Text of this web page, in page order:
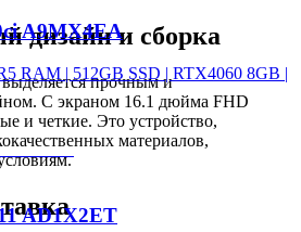
дизайн и сборка
прочным и
С экраном 16.1 дюйма FHD
и четкие. Это устройство,
материалов,
A9MX4EA
RAM | 512GB SSD | RTX4060 8GB |
AD1X2ET